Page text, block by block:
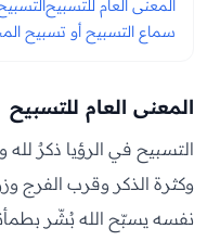
المعنى العام للتسبيح
سماع التسبيح أو تسبيح
المعنى العام للتسبيح
التسبيح في الرؤيا ذكرٌ
وكثرة الذكر وقرب الفرج
نفسه يسبّح الله بُشّر